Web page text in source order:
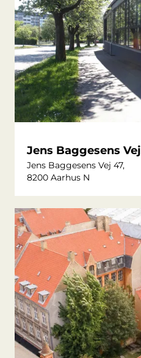
Jens Baggesens Vej
Jens Baggesens Vej 47,
8200 Aarhus N